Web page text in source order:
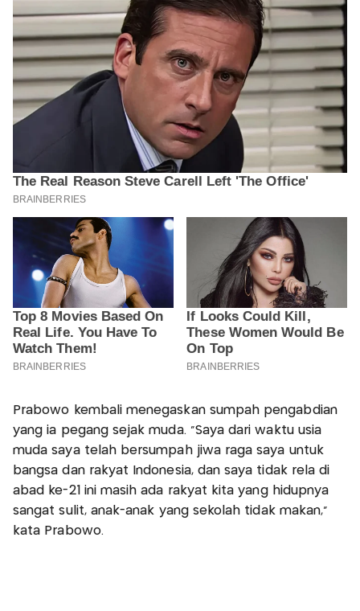
Prabowo kembali menegaskan sumpah pengabdian
yang ia pegang sejak muda. “Saya dari waktu usia
muda saya telah bersumpah jiwa raga saya untuk
bangsa dan rakyat Indonesia, dan saya tidak rela di
abad ke-21 ini masih ada rakyat kita yang hidupnya
sangat sulit, anak-anak yang sekolah tidak makan,”
kata Prabowo.